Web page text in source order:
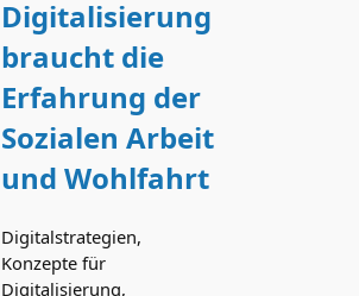
Digitalisierung
braucht die
Erfahrung der
Sozialen Arbeit
und Wohlfahrt
Digitalstrategien,
Konzepte für
Digitalisierung,